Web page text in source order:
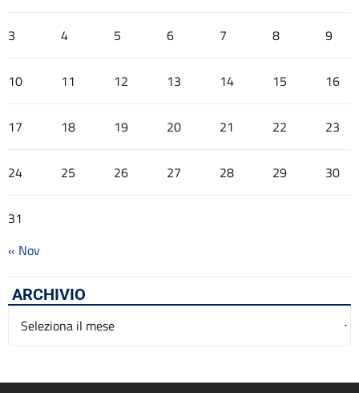
3 4 5 6 7 8 9
10 11 12 13 14 15 16
17 18 19 20 21 22 23
24 25 26 27 28 29 30
31
« Nov
ARCHIVIO
Archivio